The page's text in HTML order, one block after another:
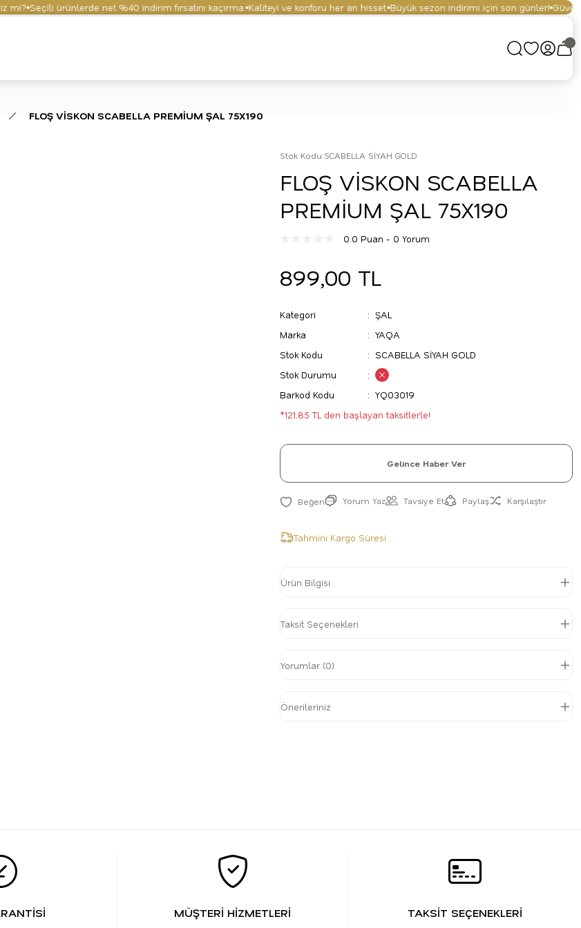
Seçili ürünlerde net %40 indirim fırsatını kaçırma. Kaliteyi ve konforu her an hisset. Büyük sezon indirimi için son günler! Güvenli
FLOŞ VİSKON SCABELLA PREMİUM ŞAL 75X190
Stok Kodu:SCABELLA SİYAH GOLD
FLOŞ VİSKON SCABELLA
PREMİUM ŞAL 75X190
0.0 Puan - 0 Yorum
899,00 TL
Kategori
ŞAL
Marka
YAQA
Stok Kodu
SCABELLA SİYAH GOLD
Stok Durumu
Barkod Kodu
YQ03019
*121,85 TL den başlayan taksitlerle!
Gelince Haber Ver
Yorum Yaz Tavsiye Et Paylaş Karşılaştır
Tahmini Kargo Süresi :
Ürün Bilgisi
Taksit Seçenekleri
Yorumlar (0)
Önerileriniz
MÜŞTERİ HİZMETLERİ TAKSİT SEÇENEKLERİ